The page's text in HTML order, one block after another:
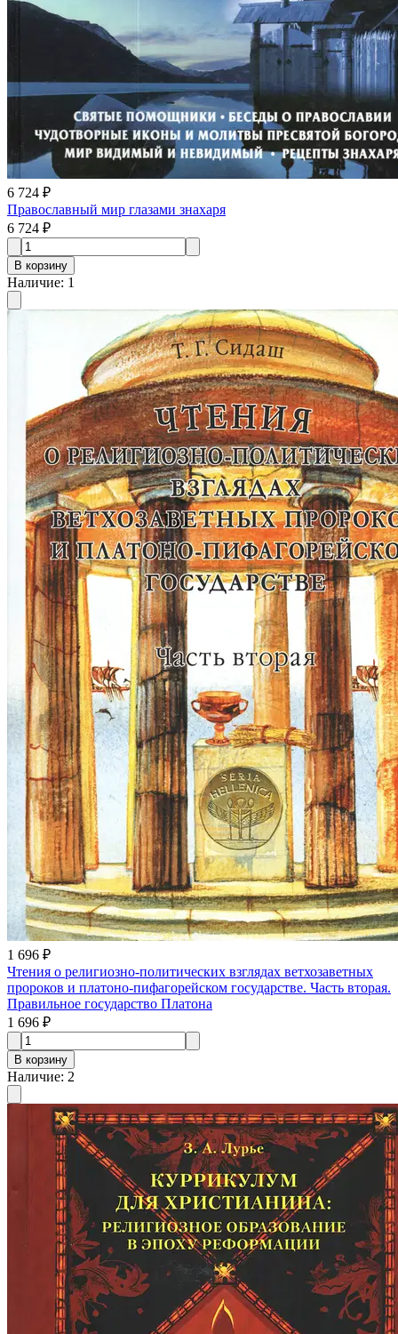
6 724 ₽
Православный мир глазами знахаря
6 724 ₽
В корзину
Наличие: 1
1 696 ₽
Чтения о религиозно-политических взглядах ветхозаветных
пророков и платоно-пифагорейском государстве. Часть вторая.
Правильное государство Платона
1 696 ₽
В корзину
Наличие: 2